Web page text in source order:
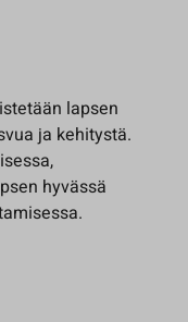
lapsen
ja kehitystä.
hyvässä